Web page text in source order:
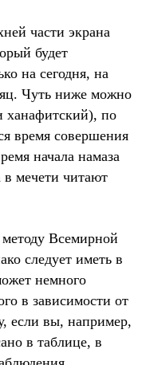
части экрана
будет
на сегодня, на
Чуть ниже можно
ханафитский), по
время совершения
начала намаза
в мечети читают
Всемирной
следует иметь в
немного
в зависимости от
если вы, например,
в таблице, в